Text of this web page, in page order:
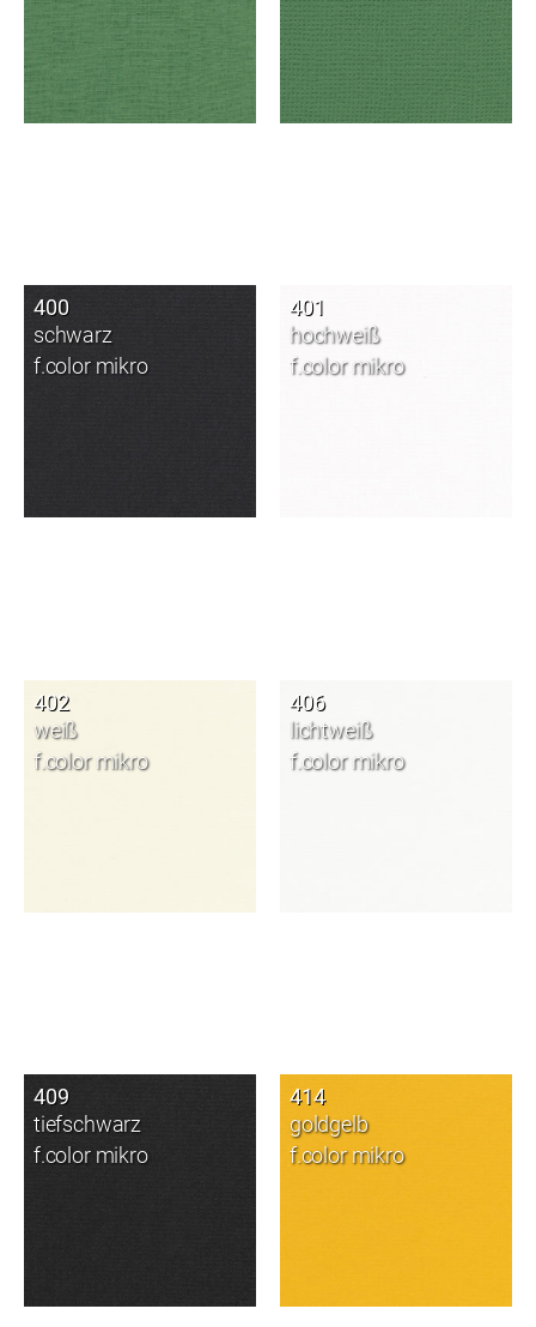
400
schwarz
f.color mikro
401
hochweiß
f.color mikro
402
weiß
f.color mikro
406
lichtweiß
f.color mikro
409
tiefschwarz
f.color mikro
414
goldgelb
f.color mikro